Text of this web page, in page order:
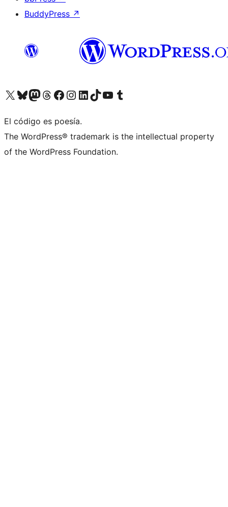
BuddyPress ↗
Visita nuestra cuenta de X (anteriormente Twitter)
Visita nuestra cuenta de Bluesky
Visita nuestra cuenta de Mastodon
Visita nuestra cuenta de Threads
Visita nuestra página de Facebook
Visita nuestra cuenta de Instagram
Visita nuestra cuenta de LinkedIn
Visita nuestra cuenta de TikTok
Visita nuestro canal de YouTube
Visita nuestra cuenta de Tumblr
El código es poesía.
The WordPress® trademark is the intellectual property
of the WordPress Foundation.